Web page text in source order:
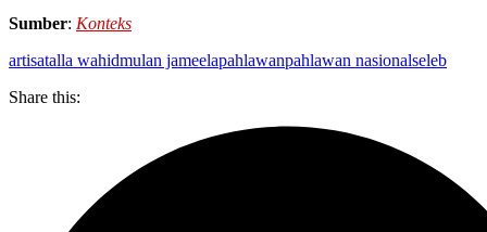
Sumber: Konteks
artisatalla wahidmulan jameelapahlawanpahlawan nasionalseleb
Share this: